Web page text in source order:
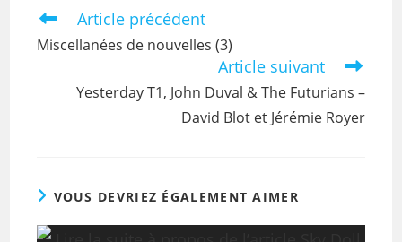
Article précédent
Miscellanées de nouvelles (3)
Article suivant
Yesterday T1, John Duval & The Futurians –
David Blot et Jérémie Royer
VOUS DEVRIEZ ÉGALEMENT AIMER